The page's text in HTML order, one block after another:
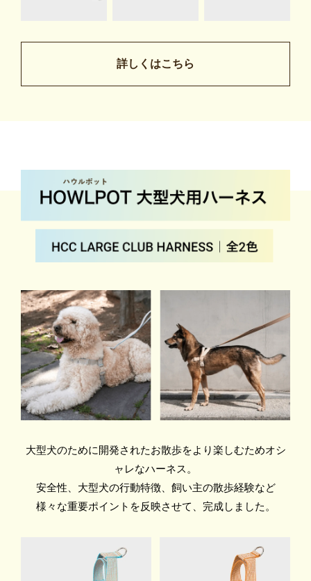
詳しくはこちら
大型犬のために開発されたお散歩をより楽しむためオシ
ャレなハーネス。
安全性、大型犬の行動特徴、飼い主の散歩経験など
様々な重要ポイントを反映させて、完成しました。